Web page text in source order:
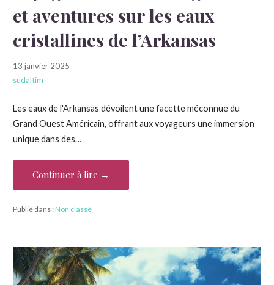
et aventures sur les eaux
cristallines de l’Arkansas
13 janvier 2025
sudaltim
Les eaux de l'Arkansas dévoilent une facette méconnue du
Grand Ouest Américain, offrant aux voyageurs une immersion
unique dans des…
Continuer à lire →
Publié dans :Non classé